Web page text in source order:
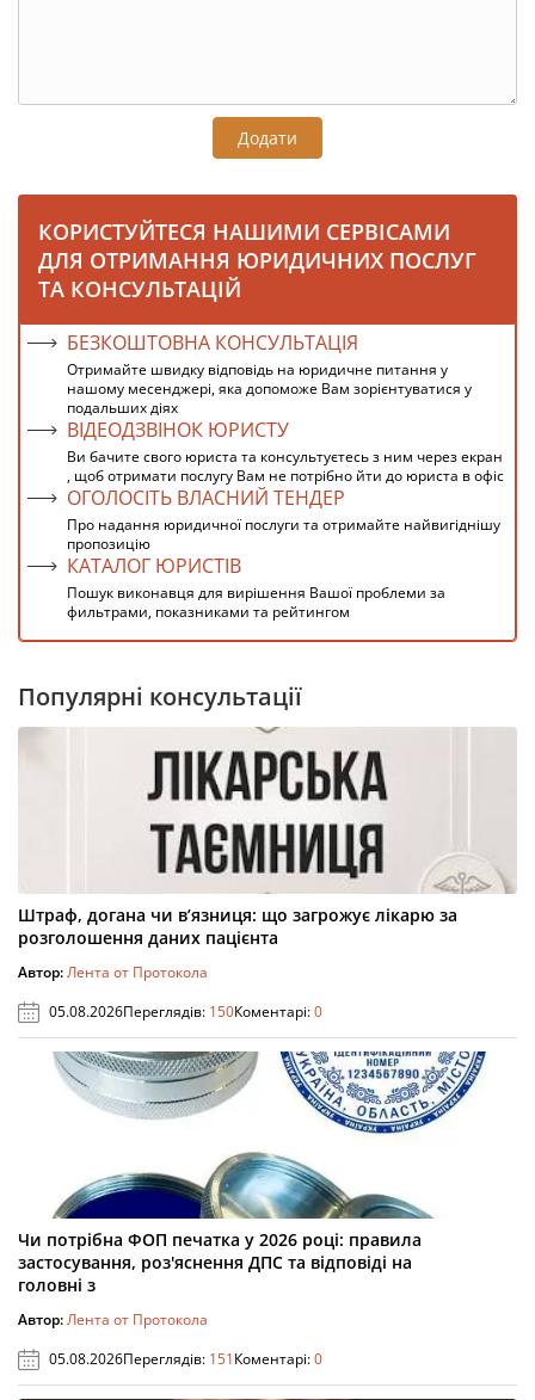
Додати
КОРИСТУЙТЕСЯ НАШИМИ СЕРВІСАМИ
ДЛЯ ОТРИМАННЯ ЮРИДИЧНИХ ПОСЛУГ
ТА КОНСУЛЬТАЦІЙ
БЕЗКОШТОВНА КОНСУЛЬТАЦІЯ
Отримайте швидку відповідь на юридичне питання у
нашому месенджері, яка допоможе Вам зорієнтуватися у
подальших діях
ВІДЕОДЗВІНОК ЮРИСТУ
Ви бачите свого юриста та консультуєтесь з ним через екран
, щоб отримати послугу Вам не потрібно йти до юриста в офіс
ОГОЛОСІТЬ ВЛАСНИЙ ТЕНДЕР
Про надання юридичної послуги та отримайте найвигіднішу
пропозицію
КАТАЛОГ ЮРИСТІВ
Пошук виконавця для вирішення Вашої проблеми за
фильтрами, показниками та рейтингом
Популярні консультації
Штраф, догана чи в’язниця: що загрожує лікарю за
розголошення даних пацієнта
Автор:Лента от Протокола
05.08.2026Переглядів: 150Коментарі:0
Чи потрібна ФОП печатка у 2026 році: правила
застосування, роз'яснення ДПС та відповіді на
головні з
Автор:Лента от Протокола
05.08.2026Переглядів: 151Коментарі:0